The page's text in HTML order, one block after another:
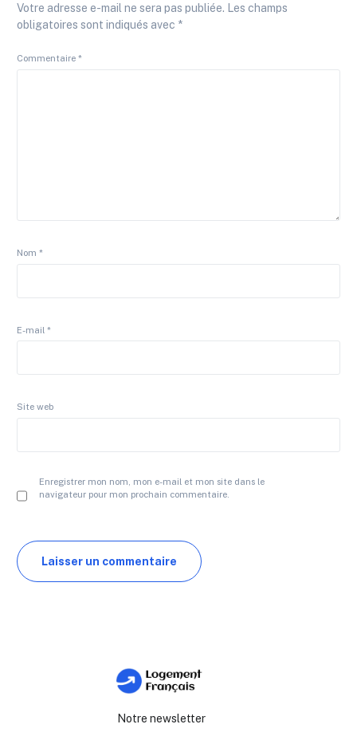
Votre adresse e-mail ne sera pas publiée. Les champs
obligatoires sont indiqués avec *
Commentaire*
Nom*
E-mail*
Site web
Enregistrer mon nom, mon e-mail et mon site dans le
navigateur pour mon prochain commentaire.
Notre newsletter